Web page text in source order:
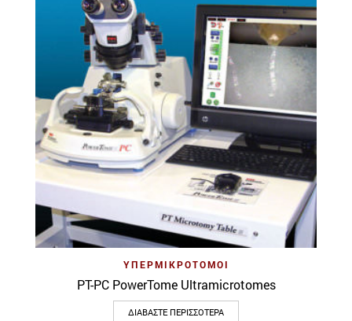
ΥΠΕΡΜΙΚΡΟΤΌΜΟΙ
PT-PC PowerTome Ultramicrotomes
ΔΙΑΒΆΣΤΕ ΠΕΡΙΣΣΌΤΕΡΑ